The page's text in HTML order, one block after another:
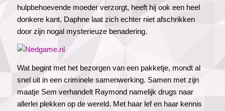
hulpbehoevende moeder verzorgt, heeft hij ook een heel
donkere kant. Daphne laat zich echter niet afschrikken
door zijn nogal mysterieuze benadering.
Wat begint met het bezorgen van een pakketje, mondt al
snel uit in een criminele samenwerking. Samen met zijn
maatje Sem verhandelt Raymond namelijk drugs naar
allerlei plekken op de wereld. Met haar lef en haar kennis